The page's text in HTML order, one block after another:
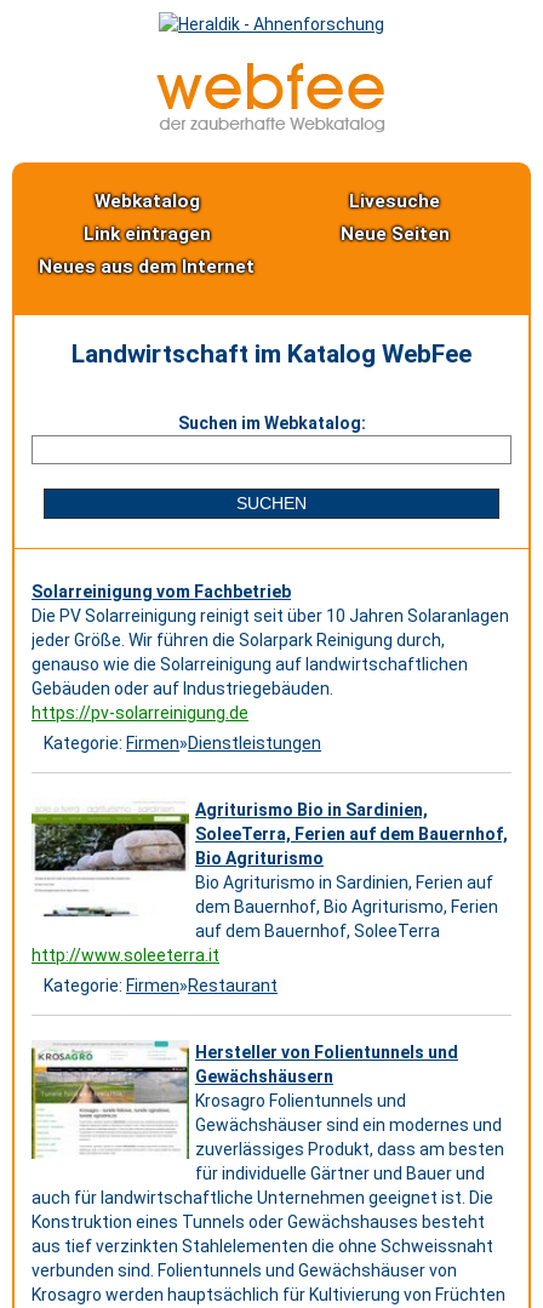
Webkatalog
Livesuche
Link eintragen
Neue Seiten
Neues aus dem Internet
Landwirtschaft im Katalog WebFee
Suchen im Webkatalog:
Solarreinigung vom Fachbetrieb
Die PV Solarreinigung reinigt seit über 10 Jahren Solaranlagen
jeder Größe. Wir führen die Solarpark Reinigung durch,
genauso wie die Solarreinigung auf landwirtschaftlichen
Gebäuden oder auf Industriegebäuden.
https://pv-solarreinigung.de
Kategorie: Firmen»Dienstleistungen
Agriturismo Bio in Sardinien,
SoleeTerra, Ferien auf dem Bauernhof,
Bio Agriturismo
Bio Agriturismo in Sardinien, Ferien auf
dem Bauernhof, Bio Agriturismo, Ferien
auf dem Bauernhof, SoleeTerra
http://www.soleeterra.it
Kategorie: Firmen»Restaurant
Hersteller von Folientunnels und
Gewächshäusern
Krosagro Folientunnels und
Gewächshäuser sind ein modernes und
zuverlässiges Produkt, dass am besten
für individuelle Gärtner und Bauer und
auch für landwirtschaftliche Unternehmen geeignet ist. Die
Konstruktion eines Tunnels oder Gewächshauses besteht
aus tief verzinkten Stahlelementen die ohne Schweissnaht
verbunden sind. Folientunnels und Gewächshäuser von
Krosagro werden hauptsächlich für Kultivierung von Früchten